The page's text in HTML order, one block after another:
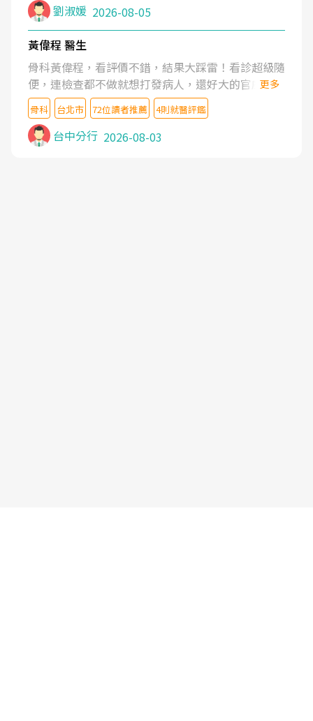
症狀,沒多久就痛起來,多年失眠嚴重影響生活品質.
台灣親友介紹忠孝醫院杜育才主任是頸頭症候群專
家,上網搜尋杜主任相關文章新聞跟網路評價之後,下
定決心飛回台北找杜醫師診治. 杜主任的乾針跟增生
治療真的很厲害,第一次乾針就覺得整個肩頸鬆開,回
家特別好睡,經過幾次治療,長年頑疾已經好了大半,杜
主任除了打針超厲害,還會一直交代要改善姿勢跟好
好做運動,看診態度親切溫暖,真的是不可多得的良醫,
大力推荐!
劉淑媛 2026-08-05
黃偉程 醫生
骨科黃偉程，看評價不錯，結果大踩雷！看診超級隨
便，連檢查都不做就想打發病人，還好大的官威 ...
想詢問病情還被陰陽怪氣嘲諷一番。可能好評帶來的
大頭症，變得自負不尊重病人。醫術也不行，畢竟連
檢查都懶得做，治療會有用才怪。大家避雷吧！
更多
骨科 台北市 72位讀者推薦 4則就醫評鑑
台中分行 2026-08-03